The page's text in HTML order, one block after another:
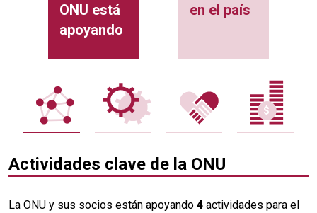
ONU está
apoyando
en el país
Actividades clave de la ONU
La ONU y sus socios están apoyando 4 actividades para el